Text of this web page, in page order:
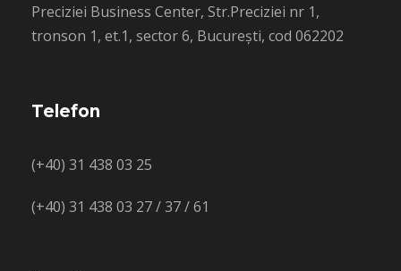
Preciziei Business Center, Str.Preciziei nr 1,
tronson 1, et.1, sector 6, București, cod 062202
Telefon
(+40) 31 438 03 25
(+40) 31 438 03 27 / 37 / 61